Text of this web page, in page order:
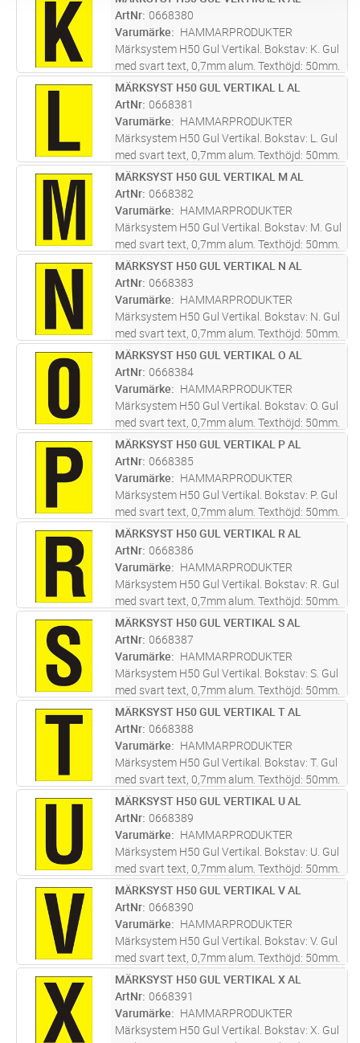
bottenplatta 0668510. Screentryckt samt
skyddslackad med klarlack för...läs mer
ArtNr 0668380
Varumärke
HAMMARPRODUKTER
Märksystem H50 Gul Vertikal. Bokstav: K. Gul
med svart text, 0,7mm alum. Texthöjd: 50mm.
Skylt tecken anpassat att skapa text med
bottenplatta 0668510. Screentryckt samt
skyddslackad med klarlack för...läs mer
ST Lägg i kundvagn
MÄRKSYST H50 GUL VERTIKAL L AL
ArtNr 0668381
Varumärke
HAMMARPRODUKTER
Märksystem H50 Gul Vertikal. Bokstav: L. Gul
med svart text, 0,7mm alum. Texthöjd: 50mm.
Skylt tecken anpassat att skapa text med
bottenplatta 0668510. Screentryckt samt
skyddslackad med klarlack för...läs mer
ST Lägg i kundvagn
MÄRKSYST H50 GUL VERTIKAL M AL
ArtNr 0668382
Varumärke
HAMMARPRODUKTER
Märksystem H50 Gul Vertikal. Bokstav: M. Gul
med svart text, 0,7mm alum. Texthöjd: 50mm.
Skylt tecken anpassat att skapa text med
bottenplatta 0668510. Screentryckt samt
skyddslackad med klarlack för...läs mer
ST Lägg i kundvagn
MÄRKSYST H50 GUL VERTIKAL N AL
ArtNr 0668383
Varumärke
HAMMARPRODUKTER
Märksystem H50 Gul Vertikal. Bokstav: N. Gul
med svart text, 0,7mm alum. Texthöjd: 50mm.
Skylt tecken anpassat att skapa text med
bottenplatta 0668510. Screentryckt samt
skyddslackad med klarlack för...läs mer
ST Lägg i kundvagn
MÄRKSYST H50 GUL VERTIKAL O AL
ArtNr 0668384
Varumärke
HAMMARPRODUKTER
Märksystem H50 Gul Vertikal. Bokstav: O. Gul
med svart text, 0,7mm alum. Texthöjd: 50mm.
Skylt tecken anpassat att skapa text med
bottenplatta 0668510. Screentryckt samt
skyddslackad med klarlack för...läs mer
ST Lägg i kundvagn
MÄRKSYST H50 GUL VERTIKAL P AL
ArtNr 0668385
Varumärke
HAMMARPRODUKTER
Märksystem H50 Gul Vertikal. Bokstav: P. Gul
med svart text, 0,7mm alum. Texthöjd: 50mm.
Skylt tecken anpassat att skapa text med
bottenplatta 0668510. Screentryckt samt
skyddslackad med klarlack för...läs mer
ST Lägg i kundvagn
MÄRKSYST H50 GUL VERTIKAL R AL
ArtNr 0668386
Varumärke
HAMMARPRODUKTER
Märksystem H50 Gul Vertikal. Bokstav: R. Gul
med svart text, 0,7mm alum. Texthöjd: 50mm.
Skylt tecken anpassat att skapa text med
bottenplatta 0668510. Screentryckt samt
skyddslackad med klarlack för...läs mer
ST Lägg i kundvagn
MÄRKSYST H50 GUL VERTIKAL S AL
ArtNr 0668387
Varumärke
HAMMARPRODUKTER
Märksystem H50 Gul Vertikal. Bokstav: S. Gul
med svart text, 0,7mm alum. Texthöjd: 50mm.
Skylt tecken anpassat att skapa text med
bottenplatta 0668510. Screentryckt samt
skyddslackad med klarlack för...läs mer
ST Lägg i kundvagn
MÄRKSYST H50 GUL VERTIKAL T AL
ArtNr 0668388
Varumärke
HAMMARPRODUKTER
Märksystem H50 Gul Vertikal. Bokstav: T. Gul
med svart text, 0,7mm alum. Texthöjd: 50mm.
Skylt tecken anpassat att skapa text med
bottenplatta 0668510. Screentryckt samt
skyddslackad med klarlack för...läs mer
ST Lägg i kundvagn
MÄRKSYST H50 GUL VERTIKAL U AL
ArtNr 0668389
Varumärke
HAMMARPRODUKTER
Märksystem H50 Gul Vertikal. Bokstav: U. Gul
med svart text, 0,7mm alum. Texthöjd: 50mm.
Skylt tecken anpassat att skapa text med
bottenplatta 0668510. Screentryckt samt
skyddslackad med klarlack för...läs mer
ST Lägg i kundvagn
MÄRKSYST H50 GUL VERTIKAL V AL
ArtNr 0668390
Varumärke
HAMMARPRODUKTER
Märksystem H50 Gul Vertikal. Bokstav: V. Gul
med svart text, 0,7mm alum. Texthöjd: 50mm.
Skylt tecken anpassat att skapa text med
bottenplatta 0668510. Screentryckt samt
skyddslackad med klarlack för...läs mer
ST Lägg i kundvagn
MÄRKSYST H50 GUL VERTIKAL X AL
ArtNr 0668391
Varumärke
HAMMARPRODUKTER
Märksystem H50 Gul Vertikal. Bokstav: X. Gul